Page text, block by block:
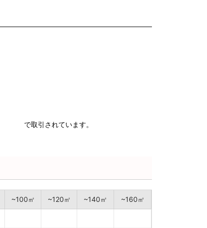
で取引されています。
~100㎡ ~120㎡ ~140㎡ ~160㎡